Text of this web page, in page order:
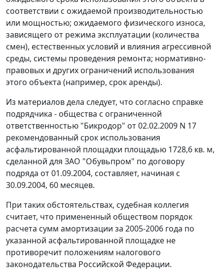
соответствии с ожидаемой производительностью
или мощностью; ожидаемого физического износа,
зависящего от режима эксплуатации (количества
смен), естественных условий и влияния агрессивной
среды, системы проведения ремонта; нормативно-
правовых и других ограничений использования
этого объекта (например, срок аренды).
Из материалов дела следует, что согласно справке
подрядчика - общества с ограниченной
ответственностью "Бикродор" от 02.02.2009 N 17
рекомендованный срок использования
асфальтированной площадки площадью 1728,6 кв. м,
сделанной для ЗАО "Обувьпром" по договору
подряда от 01.09.2004, составляет, начиная с
30.09.2004, 60 месяцев.
При таких обстоятельствах, судебная коллегия
считает, что примененный обществом порядок
расчета сумм амортизации за 2005-2006 года по
указанной асфальтированной площадке не
противоречит положениям налогового
законодательства Российской Федерации.